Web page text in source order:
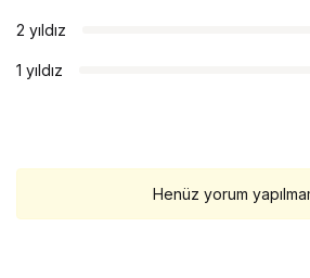
2 yıldız
1 yıldız
Henüz yorum